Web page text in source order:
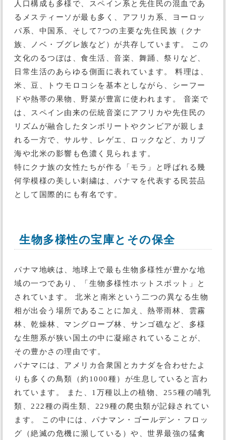
人口構成も多様で、スペイン系と先住民の混血であ
るメスティーソが最も多く、アフリカ系、ヨーロッ
パ系、中国系、そして7つの主要な先住民族（クナ
族、ノベ・ブグレ族など）が共存しています。 この
文化のるつぼは、食生活、音楽、舞踊、祭りなど、
日常生活のあらゆる側面に表れています。 料理は、
米、豆、トウモロコシを基本としながら、シーフー
ドや熱帯の果物、野菜が豊富に使われます。 音楽で
は、スペイン由来の伝統音楽にアフリカや先住民の
リズムが融合したタンボリートやクンビアが親しま
れる一方で、サルサ、レゲエ、ロックなど、カリブ
海や北米の影響も色濃く見られます。
特にクナ族の女性たちが作る「モラ」と呼ばれる幾
何学模様の美しい刺繍は、パナマを代表する民芸品
として国際的にも有名です。
生物多様性の宝庫とその保全
パナマ地峡は、地球上で最も生物多様性が豊かな地
域の一つであり、「生物多様性ホットスポット」と
されています。 北米と南米という二つの異なる生物
相が出会う場所であることに加え、熱帯雨林、雲霧
林、乾燥林、マングローブ林、サンゴ礁など、多様
な生態系が狭い国土の中に凝縮されていることが、
その豊かさの理由です。
パナマには、アメリカ合衆国とカナダを合わせたよ
りも多くの鳥類（約1000種）が生息していると言わ
れています。 また、1万種以上の植物、255種の哺乳
類、222種の両生類、229種の爬虫類が記録されてい
ます。 この中には、パナマン・ゴールデン・フロッ
グ（絶滅の危機に瀕している）や、世界最強の猛禽